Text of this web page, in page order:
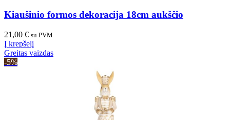
Kiaušinio formos dekoracija 18cm aukščio
21,00 € su PVM
Į krepšelį
Greitas vaizdas
-5%